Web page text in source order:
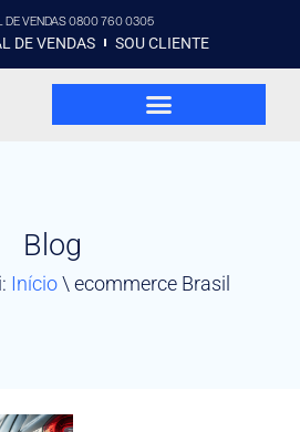
DE VENDAS 0800 760 0305
DE VENDAS SOU CLIENTE
Blog
Início\ ecommerce Brasil